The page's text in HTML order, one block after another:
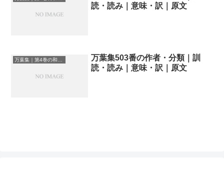
読・読み｜意味・訳｜原文
万葉集｜第4巻の和歌一覧
万葉集503番の作者・分類｜訓
読・読み｜意味・訳｜原文